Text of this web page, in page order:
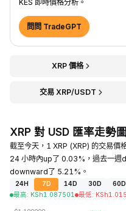
KES 即時價格分析。
問問 TradeGPT
XRP 價格
交易 XRP/USDT
XRP 對 USD 匯率走勢圖
截至今天，1 XRP (XRP) 的交易價
24 小時內up了 0.03%，過去一
downward了 5.21%。
24H 7D 14D 30D 60D
最高: KSh1.087501 最低: KSh